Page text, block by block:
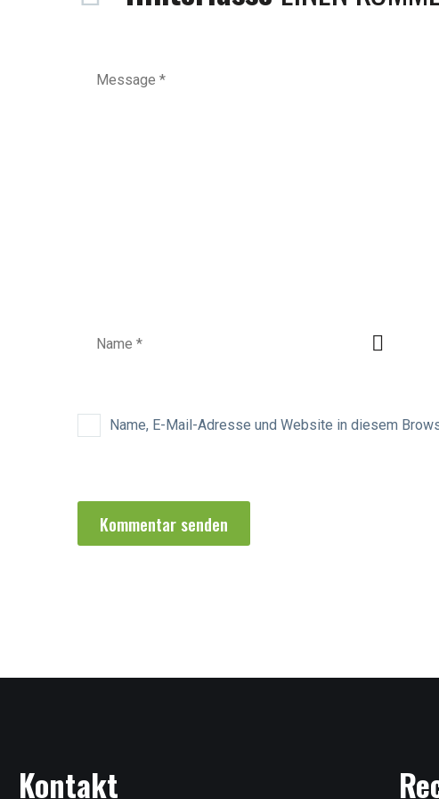
Name, E-Mail-Adresse und Website in diesem
Kommentar senden
Kontakt